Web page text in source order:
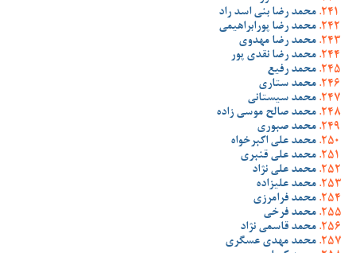
محمد رضا بنی اسد راد
محمد رضا پورابراهیمی
محمد رضا مهدوی
محمد رضا نقدی پور
محمد رفیع
محمد ستاری
محمد سیستانی
محمد صالح موسی زاده
محمد صبوری
محمد علی اکبرخواه
محمد علی قنبری
محمد علی نژاد
محمد علیزاده
محمد فرامرزی
محمد فرخی
محمد قاسمی نژاد
محمد مهدی عسگری